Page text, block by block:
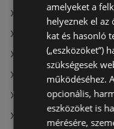
A(z) Tesco ajánlatai
A(z) CBA ajánlatai
A(z) Coop Tisza
A(z) Príma aktuális
A(z) Privát aktuális
A(z) Penny-Market
amelyeket a
helyeznek el az
kat és hasonló
(„eszközöket”)
szükségesek
működéséhez.
opcionális,
eszközöket is
mérésére,